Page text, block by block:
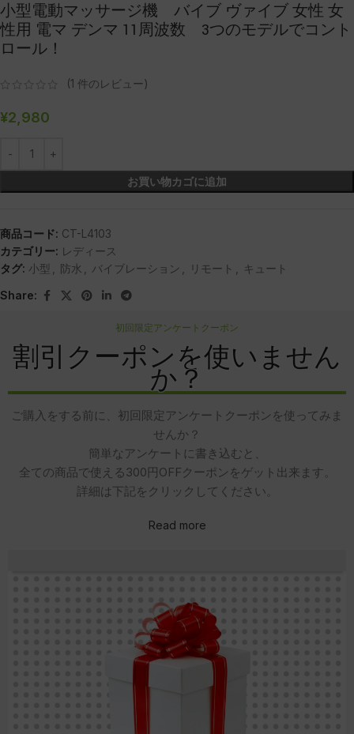
小型電動マッサージ機 バイブ ヴァイブ 女性 女
性用 電マ デンマ 11周波数 3つのモデルでコント
ロール！
(1 件のレビュー)
¥2,980
お買い物カゴに追加
商品コード: CT-L4103
カテゴリー: レディース
タグ: 小型 防水 バイブレーション リモート キュート
Share:
初回限定アンケートクーポン
割引クーポンを使いません
か？
ご購入をする前に、初回限定アンケートクーポンを使ってみま
せんか？
簡単なアンケートに書き込むと、
全ての商品で使える300円OFFクーポンをゲット出来ます。
詳細は下記をクリックしてください。
Read more